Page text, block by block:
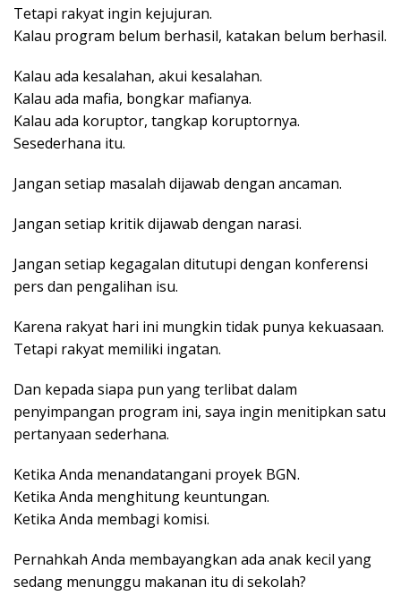
Tetapi rakyat ingin kejujuran.
Kalau program belum berhasil, katakan belum berhasil.
Kalau ada kesalahan, akui kesalahan.
Kalau ada mafia, bongkar mafianya.
Kalau ada koruptor, tangkap koruptornya.
Sesederhana itu.
Jangan setiap masalah dijawab dengan ancaman.
Jangan setiap kritik dijawab dengan narasi.
Jangan setiap kegagalan ditutupi dengan konferensi
pers dan pengalihan isu.
Karena rakyat hari ini mungkin tidak punya kekuasaan.
Tetapi rakyat memiliki ingatan.
Dan kepada siapa pun yang terlibat dalam
penyimpangan program ini, saya ingin menitipkan satu
pertanyaan sederhana.
Ketika Anda menandatangani proyek BGN.
Ketika Anda menghitung keuntungan.
Ketika Anda membagi komisi.
Pernahkah Anda membayangkan ada anak kecil yang
sedang menunggu makanan itu di sekolah?